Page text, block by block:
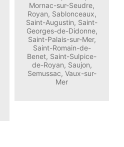
Mornac-sur-Seudre,
Royan, Sablonceaux,
Saint-Augustin, Saint-
Georges-de-Didonne,
Saint-Palais-sur-Mer,
Saint-Romain-de-
Benet, Saint-Sulpice-
de-Royan, Saujon,
Semussac, Vaux-sur-
Mer